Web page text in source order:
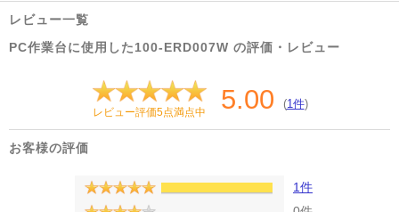
レビュー一覧
PC作業台に使用した100-ERD007W の評価・レビュー
レビュー評価5点満点中 5.00 (1件)
お客様の評価
1件